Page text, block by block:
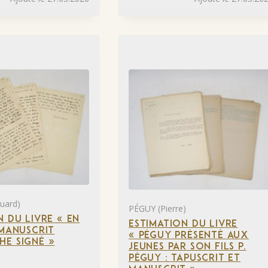
DU LIVRE « EN
SIGNÉ »
PÉGUY (Pierre)
ESTIMATION DU LIVRE
« PÉGUY PRÉSENTÉ AUX
JEUNES PAR SON FILS P.
PÉGUY : TAPUSCRIT ET